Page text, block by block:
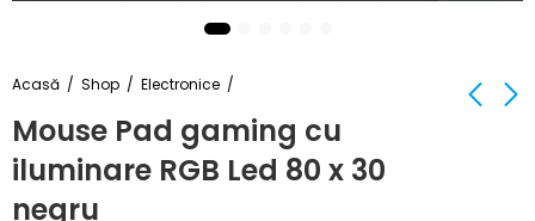
Acasă Shop Electronice
Mouse Pad gaming cu
iluminare RGB Led 80 x 30
negru
Suport dublu de
Set 10 x Lampa cu